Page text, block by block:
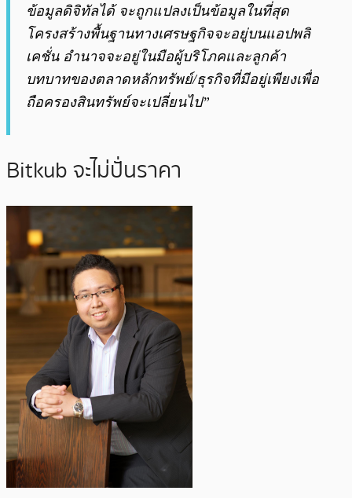
ข้อมูลดิจิทัลได้ จะถูกแปลงเป็นข้อมูลในที่สุด
โครงสร้างพื้นฐานทางเศรษฐกิจจะอยู่บนแอปพลิ
เคชั่น อำนาจจะอยู่ในมือผู้บริโภคและลูกค้า
บทบาทของตลาดหลักทรัพย์/ธุรกิจที่มีอยู่เพียงเพื่อ
ถือครองสินทรัพย์จะเปลี่ยนไป”
Bitkub จะไม่ปั่นราคา